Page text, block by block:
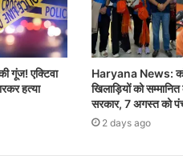
गूंज! एक्टिवा
हत्या
Haryana News:
खिलाड़ियों को सम्मानित
सरकार, 7 अगस्त को
2 days ago